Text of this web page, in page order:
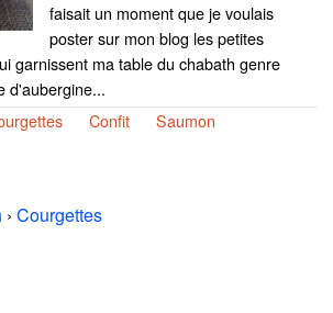
faisait un moment que je voulais
poster sur mon blog les petites
garnissent ma table du chabath genre
d'aubergine...
Confit
Saumon
› Courgettes